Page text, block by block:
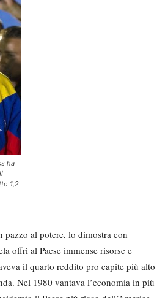
ha
1,2
pazzo al potere, lo dimostra con
offrì al Paese immense risorse e
il quarto reddito pro capite più alto
Nel 1980 vantava l’economia in più